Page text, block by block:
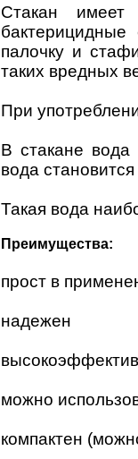
Стакан
палочку и
таких вредных
При
В стакане вода
вода
Такая вода
Преимущества:
прост в
надежен
можно
компактен